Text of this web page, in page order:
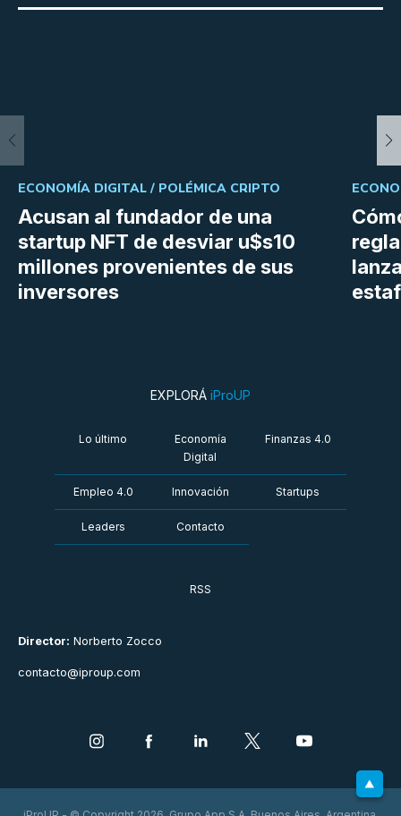
Acusan al fundador de una
startup NFT de desviar u$s10
millones provenientes de sus
inversores
ECONOMÍA DIGITAL / POLÉMICA CRIPTO
Director: Norberto Zocco
contacto@iproup.com
EXPLORÁ iProUP
Lo último
Economía
Digital
Finanzas 4.0
Empleo 4.0 Innovación Startups
Leaders Contacto
RSS